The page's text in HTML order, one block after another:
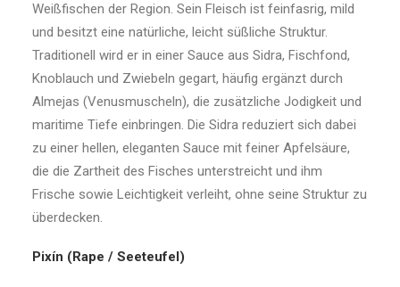
Weißfischen der Region. Sein Fleisch ist feinfasrig, mild
und besitzt eine natürliche, leicht süßliche Struktur.
Traditionell wird er in einer Sauce aus Sidra, Fischfond,
Knoblauch und Zwiebeln gegart, häufig ergänzt durch
Almejas (Venusmuscheln), die zusätzliche Jodigkeit und
maritime Tiefe einbringen. Die Sidra reduziert sich dabei
zu einer hellen, eleganten Sauce mit feiner Apfelsäure,
die die Zartheit des Fisches unterstreicht und ihm
Frische sowie Leichtigkeit verleiht, ohne seine Struktur zu
überdecken.
Pixín (Rape / Seeteufel)